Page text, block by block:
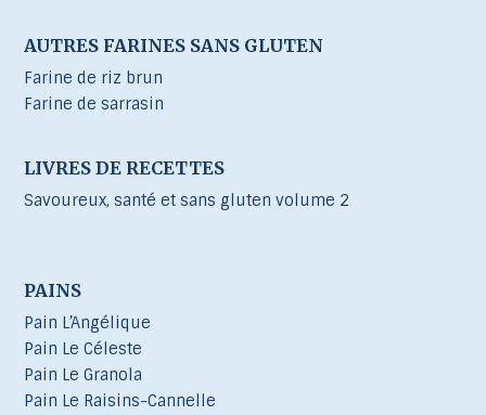
AUTRES FARINES SANS GLUTEN
Farine de riz brun
Farine de sarrasin
LIVRES DE RECETTES
Savoureux, santé et sans gluten volume 2
PAINS
Pain L’Angélique
Pain Le Céleste
Pain Le Granola
Pain Le Raisins-Cannelle